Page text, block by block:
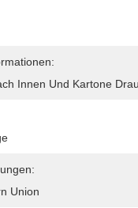
Innen Und Kartone
Union